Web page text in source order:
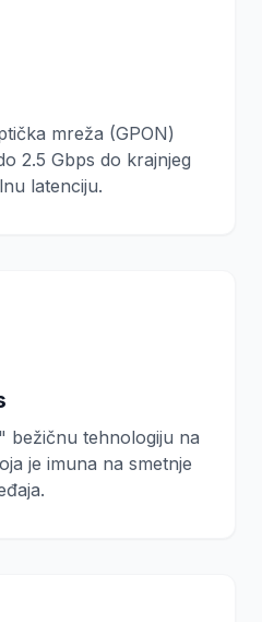
mreža (GPON)
2.5 Gbps do krajnjeg
latenciju.
bežičnu tehnologiju na
je imuna na smetnje